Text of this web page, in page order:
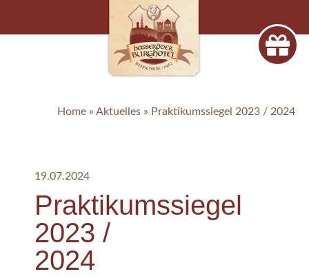
Home » Aktuelles » Praktikumssiegel 2023 / 2024
19.07.2024
Praktikumssiegel
2023 /
2024